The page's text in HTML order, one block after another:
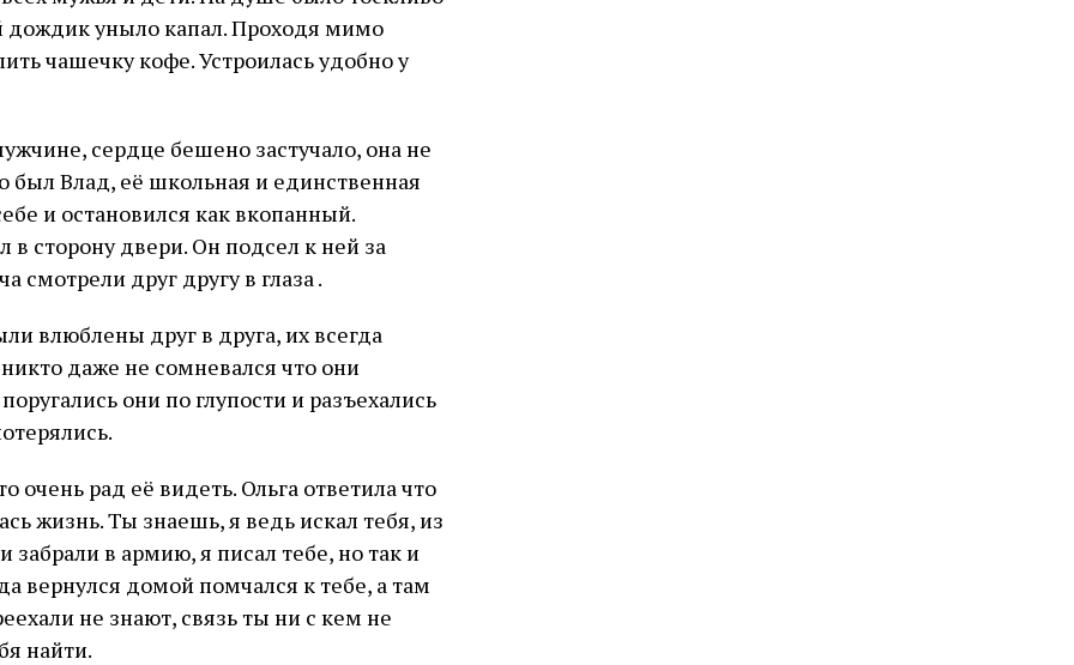
дождик уныло капал. Проходя мимо
чашечку кофе. Устроилась удобно у
сердце бешено застучало, она не
был Влад, её школьная и единственная
и остановился как вкопанный.
сторону двери. Он подсел к ней за
смотрели друг другу в глаза .
влюблены друг в друга, их всегда
даже не сомневался что они
они по глупости и разъехались
очень рад её видеть. Ольга ответила что
жизнь. Ты знаешь, я ведь искал тебя, из
забрали в армию, я писал тебе, но так и
вернулся домой помчался к тебе, а там
не знают, связь ты ни с кем не
найти.